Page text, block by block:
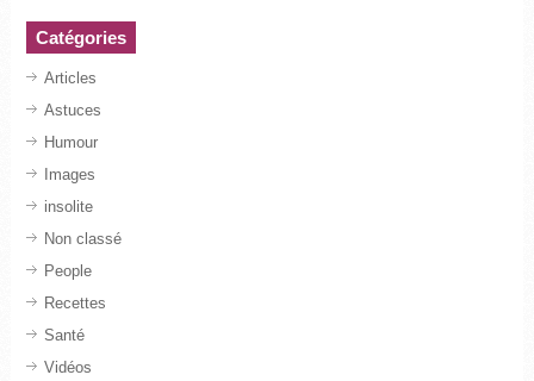
Catégories
Articles
Astuces
Humour
Images
insolite
Non classé
People
Recettes
Santé
Vidéos